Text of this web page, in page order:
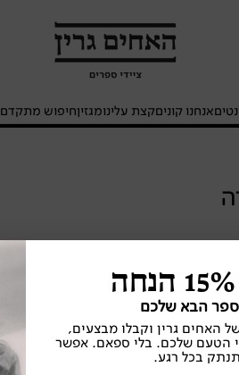
האחים
גרין
ספרים
אנחנו קוניםקצת עלינומגזיןחיפוש מתקדם
הבא שלכם
האחים גרין וקבלו מבצעים,
הטעם שלכם. בלי ספאם. אפשר
בכל רגע.